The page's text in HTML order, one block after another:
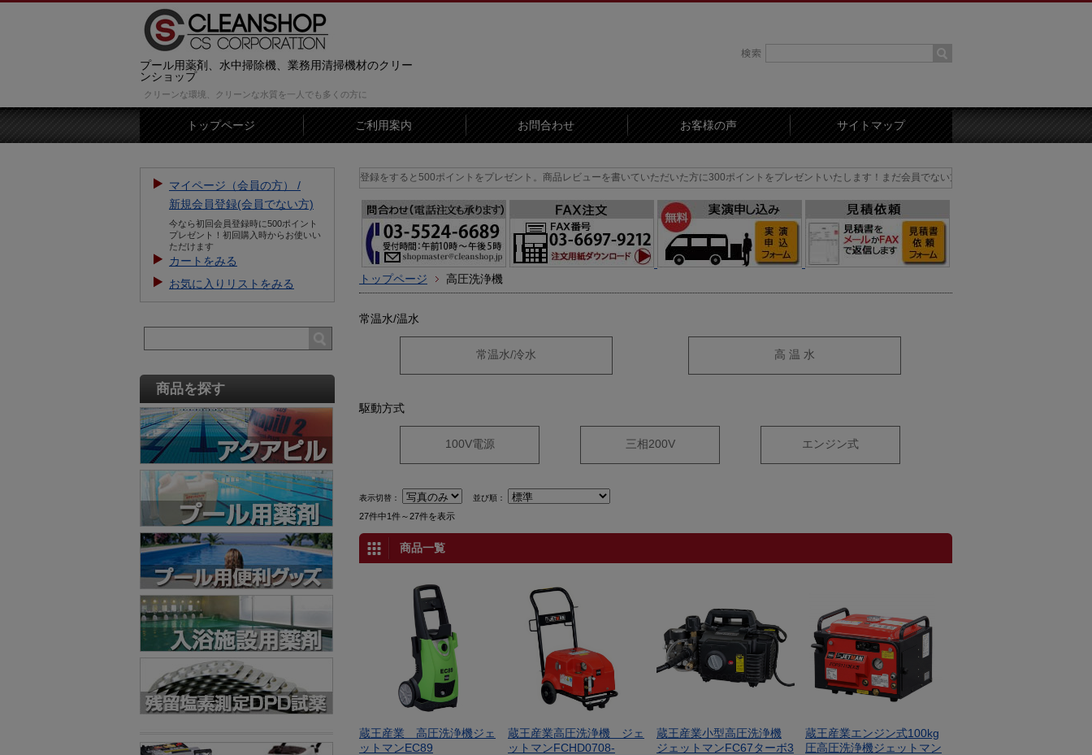
プール用薬剤、水中掃除機、業務用清掃機材のクリー
ンショップ
クリーンな環境、クリーンな水質を一人でも多くの方に
トップページ ご利用案内 お問合わせ お客様の声 サイトマップ
【お知らせ】新規会員登録をすると500ポイントをプレゼント。商品レビューを書いていただいた方に300ポイントをプレゼントいたします！まだ会員でない方はまずは会員登録を！
トップページ 高圧洗浄機
常温水/温水
常温水/冷水 高 温 水
駆動方式
100V電源 三相200V エンジン式
表示切替： 並び順：
27件中1件～27件を表示
商品一覧
蔵王産業 高圧洗浄機ジェ
ットマンEC89
蔵王産業高圧洗浄機 ジェ
ットマンFCHD0708-
蔵王産業小型高圧洗浄機
ジェットマンFC67ターボ3
蔵王産業エンジン式100kg
圧高圧洗浄機ジェットマン
マイページ（会員の方） /
新規会員登録(会員でない方)
今なら初回会員登録時に500ポイント
プレゼント！初回購入時からお使いい
ただけます
カートをみる
お気に入りリストをみる
商品を探す